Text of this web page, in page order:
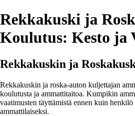
Rekkakuski ja
Koulutus: Kesto ja
Rekkakuskin ja
Rekkakuskin ja roska-auton kuljettajan
koulutusta ja ammattitaitoa. Kumpikin
vaatimusten täyttämistä ennen kuin
ammattilaiseksi.